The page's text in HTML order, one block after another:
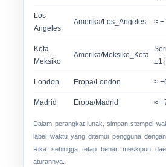
Los
Angeles
Amerika/Los_Angeles ≈
Kota
Meksiko
Amerika/Meksiko_Kota
±1
London Eropa/London ≈
Madrid Eropa/Madrid ≈
Dalam perangkat lunak, simpan stempel
label waktu yang ditemui pengguna
Rika sehingga tetap benar meskipun
aturannya.